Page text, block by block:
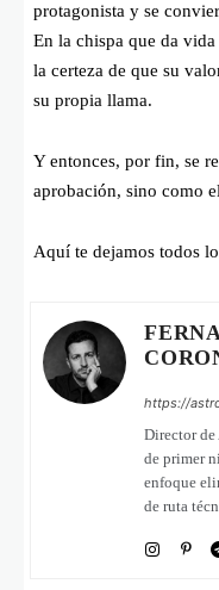
protagonista y se
En la chispa que da
la certeza de que su
su propia llama.
Y entonces, por fin, se
aprobación, sino como
Aquí te dejamos todos
https://
Director de
de primer
enfoque
de ruta